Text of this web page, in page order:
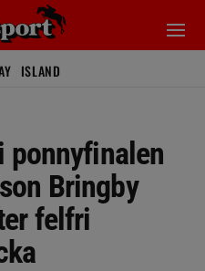
ISLAND
ponnyfinalen
Bringby
felfri